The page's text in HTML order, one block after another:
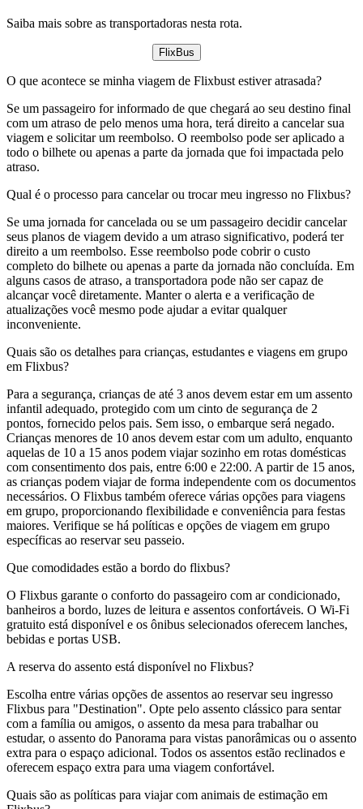
Saiba mais sobre as transportadoras nesta rota.
FlixBus
O que acontece se minha viagem de Flixbust estiver atrasada?
Se um passageiro for informado de que chegará ao seu destino final
com um atraso de pelo menos uma hora, terá direito a cancelar sua
viagem e solicitar um reembolso. O reembolso pode ser aplicado a
todo o bilhete ou apenas a parte da jornada que foi impactada pelo
atraso.
Qual é o processo para cancelar ou trocar meu ingresso no Flixbus?
Se uma jornada for cancelada ou se um passageiro decidir cancelar
seus planos de viagem devido a um atraso significativo, poderá ter
direito a um reembolso. Esse reembolso pode cobrir o custo
completo do bilhete ou apenas a parte da jornada não concluída. Em
alguns casos de atraso, a transportadora pode não ser capaz de
alcançar você diretamente. Manter o alerta e a verificação de
atualizações você mesmo pode ajudar a evitar qualquer
inconveniente.
Quais são os detalhes para crianças, estudantes e viagens em grupo
em Flixbus?
Para a segurança, crianças de até 3 anos devem estar em um assento
infantil adequado, protegido com um cinto de segurança de 2
pontos, fornecido pelos pais. Sem isso, o embarque será negado.
Crianças menores de 10 anos devem estar com um adulto, enquanto
aquelas de 10 a 15 anos podem viajar sozinho em rotas domésticas
com consentimento dos pais, entre 6:00 e 22:00. A partir de 15 anos,
as crianças podem viajar de forma independente com os documentos
necessários. O Flixbus também oferece várias opções para viagens
em grupo, proporcionando flexibilidade e conveniência para festas
maiores. Verifique se há políticas e opções de viagem em grupo
específicas ao reservar seu passeio.
Que comodidades estão a bordo do flixbus?
O Flixbus garante o conforto do passageiro com ar condicionado,
banheiros a bordo, luzes de leitura e assentos confortáveis. O Wi-Fi
gratuito está disponível e os ônibus selecionados oferecem lanches,
bebidas e portas USB.
A reserva do assento está disponível no Flixbus?
Escolha entre várias opções de assentos ao reservar seu ingresso
Flixbus para "Destination". Opte pelo assento clássico para sentar
com a família ou amigos, o assento da mesa para trabalhar ou
estudar, o assento do Panorama para vistas panorâmicas ou o assento
extra para o espaço adicional. Todos os assentos estão reclinados e
oferecem espaço extra para uma viagem confortável.
Quais são as políticas para viajar com animais de estimação em